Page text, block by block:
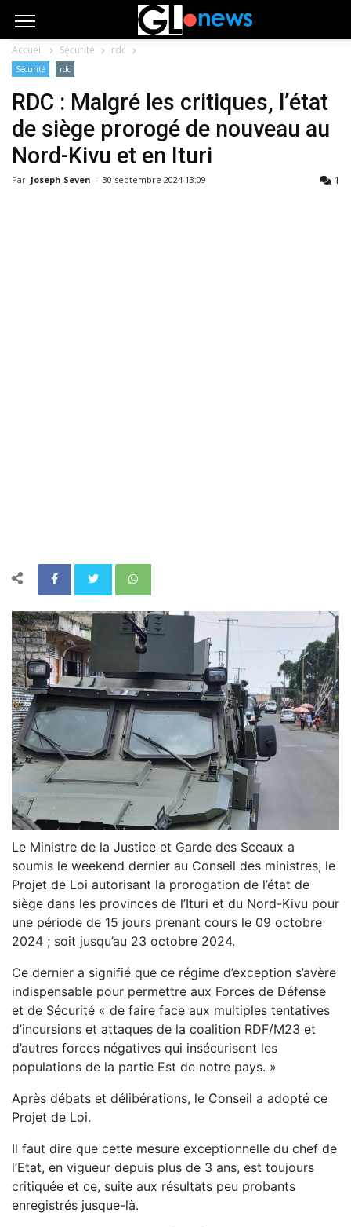
Accueil Sécurité rdc
Sécurité rdc
RDC : Malgré les critiques, l’état
de siège prorogé de nouveau au
Nord-Kivu et en Ituri
Par Joseph Seven - 30 septembre 2024 13:09 1
Le Ministre de la Justice et Garde des Sceaux a
soumis le weekend dernier au Conseil des ministres, le
Projet de Loi autorisant la prorogation de l’état de
siège dans les provinces de l’Ituri et du Nord-Kivu pour
une période de 15 jours prenant cours le 09 octobre
2024 ; soit jusqu’au 23 octobre 2024.
Ce dernier a signifié que ce régime d’exception s’avère
indispensable pour permettre aux Forces de Défense
et de Sécurité « de faire face aux multiples tentatives
d’incursions et attaques de la coalition RDF/M23 et
d’autres forces négatives qui insécurisent les
populations de la partie Est de notre pays. »
Après débats et délibérations, le Conseil a adopté ce
Projet de Loi.
Il faut dire que cette mesure exceptionnelle du chef de
l’Etat, en vigueur depuis plus de 3 ans, est toujours
critiquée et ce, suite aux résultats peu probants
enregistrés jusque-là.